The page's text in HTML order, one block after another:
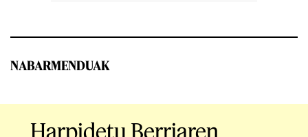
NABARMENDUAK
Harpidetu Berriaren